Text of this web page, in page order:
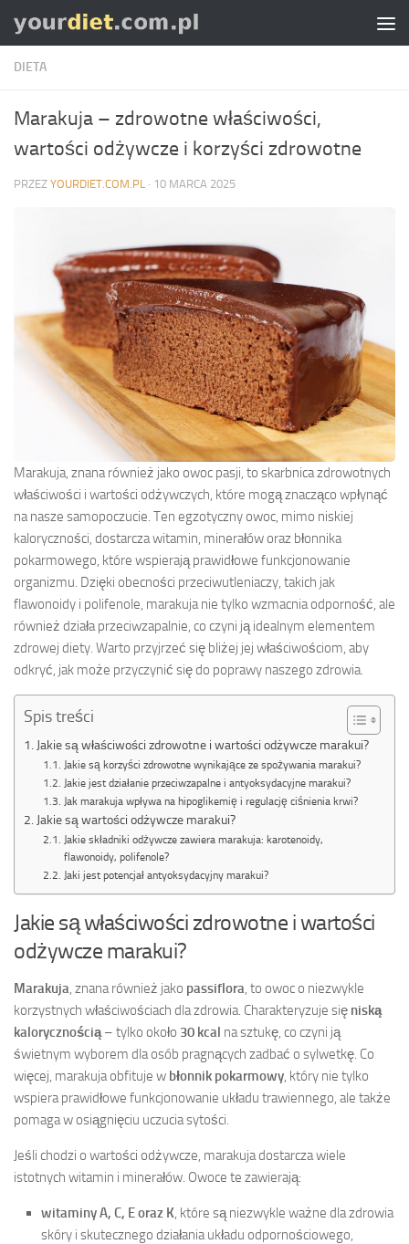
Skip to content
DIETA
Marakuja – zdrowotne właściwości,
wartości odżywcze i korzyści zdrowotne
PRZEZ YOURDIET.COM.PL · 10 MARCA 2025
Marakuja, znana również jako owoc pasji, to skarbnica zdrowotnych
właściwości i wartości odżywczych, które mogą znacząco wpłynąć
na nasze samopoczucie. Ten egzotyczny owoc, mimo niskiej
kaloryczności, dostarcza witamin, minerałów oraz błonnika
pokarmowego, które wspierają prawidłowe funkcjonowanie
organizmu. Dzięki obecności przeciwutleniaczy, takich jak
flawonoidy i polifenole, marakuja nie tylko wzmacnia odporność, ale
również działa przeciwzapalnie, co czyni ją idealnym elementem
zdrowej diety. Warto przyjrzeć się bliżej jej właściwościom, aby
odkryć, jak może przyczynić się do poprawy naszego zdrowia.
Spis treści
Jakie są właściwości zdrowotne i wartości odżywcze marakui?
Jakie są korzyści zdrowotne wynikające ze spożywania marakui?
Jakie jest działanie przeciwzapalne i antyoksydacyjne marakui?
Jak marakuja wpływa na hipoglikemię i regulację ciśnienia krwi?
Jakie są wartości odżywcze marakui?
Jakie składniki odżywcze zawiera marakuja: karotenoidy,
flawonoidy, polifenole?
Jaki jest potencjał antyoksydacyjny marakui?
Jakie są właściwości zdrowotne i wartości
odżywcze marakui?
Marakuja, znana również jako passiflora, to owoc o niezwykle
korzystnych właściwościach dla zdrowia. Charakteryzuje się niską
kalorycznością– tylko około 30 kcal na sztukę, co czyni ją
świetnym wyborem dla osób pragnących zadbać o sylwetkę. Co
więcej, marakuja obfituje w błonnik pokarmowy, który nie tylko
wspiera prawidłowe funkcjonowanie układu trawiennego, ale także
pomaga w osiągnięciu uczucia sytości.
Jeśli chodzi o wartości odżywcze, marakuja dostarcza wiele
istotnych witamin i minerałów. Owoce te zawierają:
witaminy A, C, E oraz K, które są niezwykle ważne dla zdrowia
skóry i skutecznego działania układu odpornościowego,